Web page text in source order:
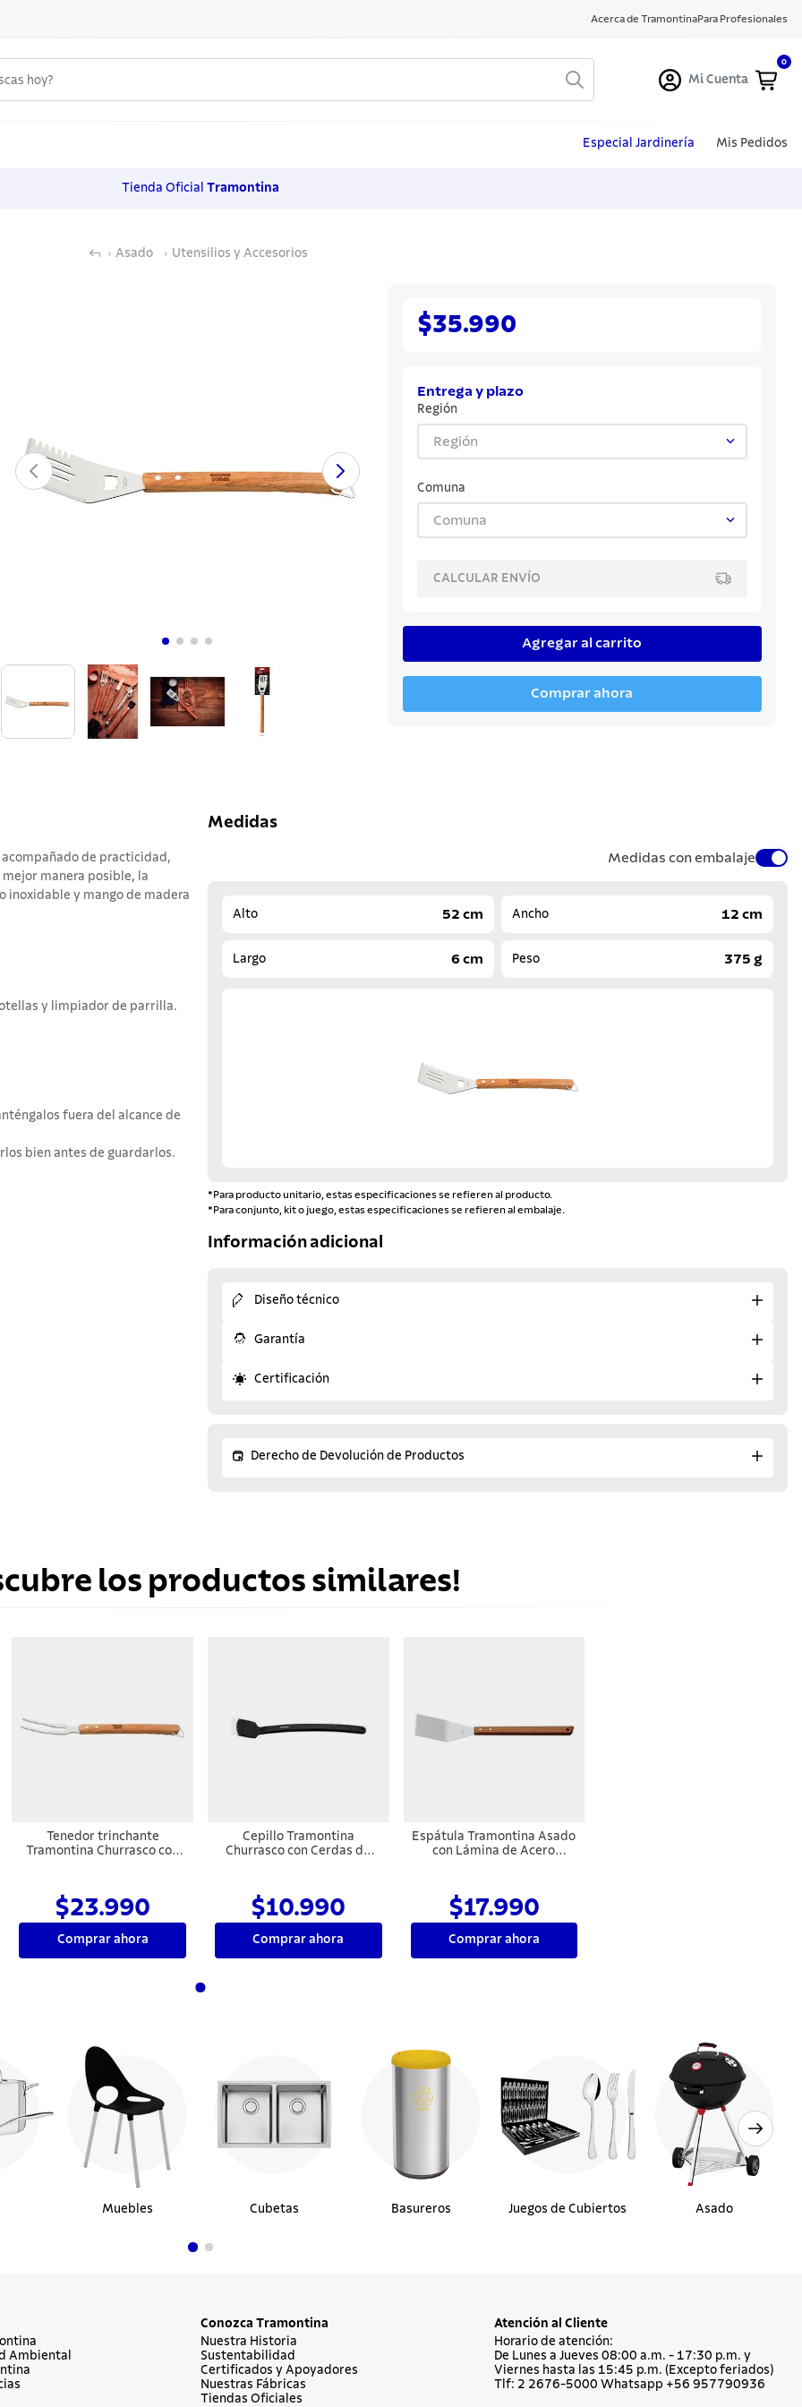
Acerca de TramontinaPara Profesionales
Mi Cuenta
0
Especial Jardinería Mis Pedidos
Tienda Oficial Tramontina
Asado Utensilios y Accesorios
$35.990
Entrega y plazo
Región
Región
Comuna
Comuna
CALCULAR ENVÍO
Agregar al carrito
Comprar ahora
acompañado de practicidad,
manera posible, la
inoxidable y mango de madera
y limpiador de parrilla.
fuera del alcance de
bien antes de guardarlos.
Medidas
Medidas con embalaje
Alto 52 cm Ancho 12 cm
Largo 6 cm Peso 375 g
*Para producto unitario, estas especificaciones se refieren al producto.
*Para conjunto, kit o juego, estas especificaciones se refieren al embalaje.
Información adicional
Diseño técnico
Garantía
Certificación
Derecho de Devolución de Productos
los productos similares!
Tenedor trinchante
Tramontina Churrasco con
$23.990
Comprar ahora
Cepillo Tramontina
Churrasco con Cerdas de
$10.990
Comprar ahora
Espátula Tramontina Asado
con Lámina de Acero
$17.990
Comprar ahora
Muebles Cubetas Basureros Juegos de Cubiertos Asado
Ambiental
Conozca Tramontina
Nuestra Historia
Sustentabilidad
Certificados y Apoyadores
Nuestras Fábricas
Tiendas Oficiales
Atención al Cliente
Horario de atención:
De Lunes a Jueves 08:00 a.m. - 17:30 p.m. y
Viernes hasta las 15:45 p.m. (Excepto feriados)
Tlf: 2 2676-5000 Whatsapp +56 957790936